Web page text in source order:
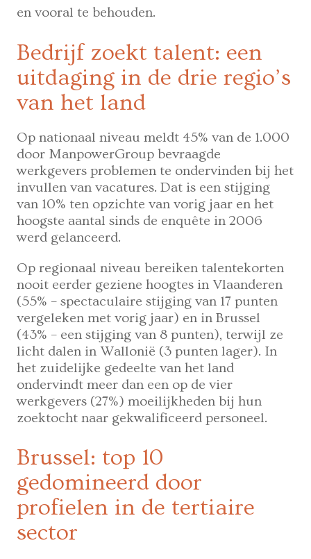
en vooral te behouden.
Bedrijf zoekt talent: een
uitdaging in de drie regio’s
van het land
Op nationaal niveau meldt 45% van de 1.000
door ManpowerGroup bevraagde
werkgevers problemen te ondervinden bij het
invullen van vacatures. Dat is een stijging
van 10% ten opzichte van vorig jaar en het
hoogste aantal sinds de enquête in 2006
werd gelanceerd.
Op regionaal niveau bereiken talentekorten
nooit eerder geziene hoogtes in Vlaanderen
(55% – spectaculaire stijging van 17 punten
vergeleken met vorig jaar) en in Brussel
(43% – een stijging van 8 punten), terwijl ze
licht dalen in Wallonië (3 punten lager). In
het zuidelijke gedeelte van het land
ondervindt meer dan een op de vier
werkgevers (27%) moeilijkheden bij hun
zoektocht naar gekwalificeerd personeel.
Brussel: top 10
gedomineerd door
profielen in de tertiaire
sector